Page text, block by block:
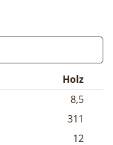
Holz
8,5
311
12